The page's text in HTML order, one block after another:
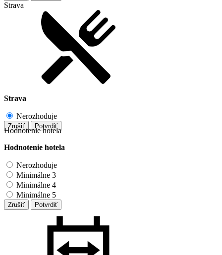
Strava
Strava
Nerozhoduje
Zrušiť Potvrdiť
Hodnotenie hotela
Hodnotenie hotela
Nerozhoduje
Minimálne 3
Minimálne 4
Minimálne 5
Zrušiť Potvrdiť